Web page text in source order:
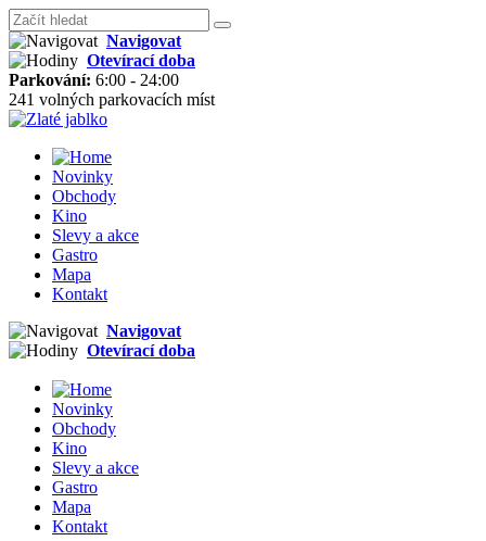
Navigovat
Otevírací doba
Parkování: 6:00 - 24:00
241 volných parkovacích míst
Novinky
Obchody
Kino
Slevy a akce
Gastro
Mapa
Kontakt
Navigovat
Otevírací doba
Novinky
Obchody
Kino
Slevy a akce
Gastro
Mapa
Kontakt